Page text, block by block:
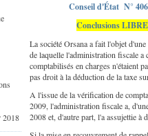
2018
Conseil d'État N°
Conclusions
La société Orsana a fait l'objet
de laquelle l'administration fiscale a
comptabilisés en charges n'étaient
pas droit à la déduction de la taxe
A l'issue de la vérification de
2009, l'administration fiscale a,
2008 et, d'autre part, l'a assujettie à